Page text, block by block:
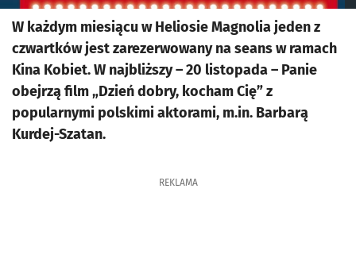
W każdym miesiącu w Heliosie Magnolia jeden z
czwartków jest zarezerwowany na seans w ramach
Kina Kobiet. W najbliższy – 20 listopada – Panie
obejrzą film „Dzień dobry, kocham Cię” z
popularnymi polskimi aktorami, m.in. Barbarą
Kurdej-Szatan.
REKLAMA